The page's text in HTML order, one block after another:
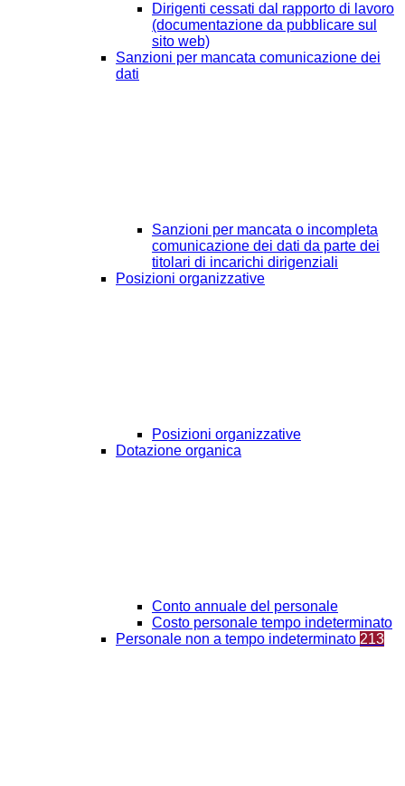
Dirigenti cessati dal rapporto di lavoro
(documentazione da pubblicare sul
sito web)
Sanzioni per mancata comunicazione dei
dati
Sanzioni per mancata o incompleta
comunicazione dei dati da parte dei
titolari di incarichi dirigenziali
Posizioni organizzative
Posizioni organizzative
Dotazione organica
Conto annuale del personale
Costo personale tempo indeterminato
Personale non a tempo indeterminato 213